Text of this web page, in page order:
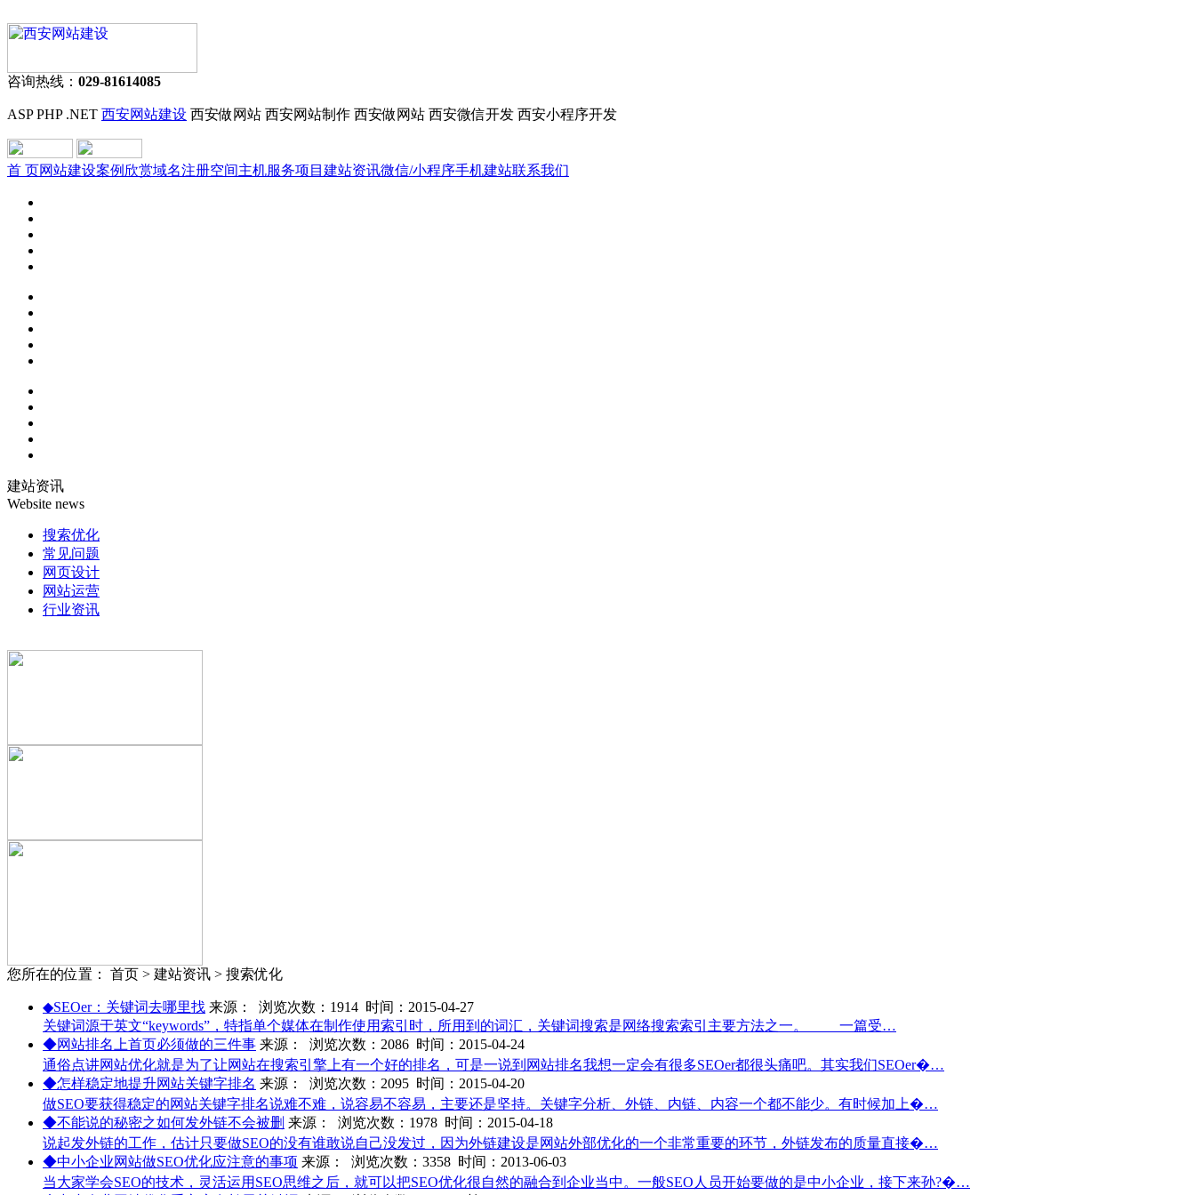
咨询热线： 029-81614085
ASP PHP .NET 西安网站建设 西安做网站 西安网站制作 西安做网站 西安微信开发 西安小程序开发
首 页网站建设案例欣赏域名注册空间主机服务项目 建站资讯微信/小程序手机建站联系我们
建站资讯
Website news
搜索优化
常见问题
网页设计
网站运营
行业资讯
您所在的位置： 首页 > 建站资讯 > 搜索优化
◆SEOer：关键词去哪里找 来源： 浏览次数：1914 时间：2015-04-27
关键词源于英文“keywords”，特指单个媒体在制作使用索引时，所用到的词汇，关键词搜索是网络搜索索引主要方法之一。 一篇受…
◆网站排名上首页必须做的三件事 来源： 浏览次数：2086 时间：2015-04-24
通俗点讲网站优化就是为了让网站在搜索引擎上有一个好的排名，可是一说到网站排名我想一定会有很多SEOer都很头痛吧。其实我们SEOer�…
◆怎样稳定地提升网站关键字排名 来源： 浏览次数：2095 时间：2015-04-20
做SEO要获得稳定的网站关键字排名说难不难，说容易不容易，主要还是坚持。关键字分析、外链、内链、内容一个都不能少。有时候加上�…
◆不能说的秘密之如何发外链不会被删 来源： 浏览次数：1978 时间：2015-04-18
说起发外链的工作，估计只要做SEO的没有谁敢说自己没发过，因为外链建设是网站外部优化的一个非常重要的环节，外链发布的质量直接�…
◆中小企业网站做SEO优化应注意的事项 来源： 浏览次数：3358 时间：2013-06-03
当大家学会SEO的技术，灵活运用SEO思维之后，就可以把SEO优化很自然的融合到企业当中。一般SEO人员开始要做的是中小企业，接下来孙?�…